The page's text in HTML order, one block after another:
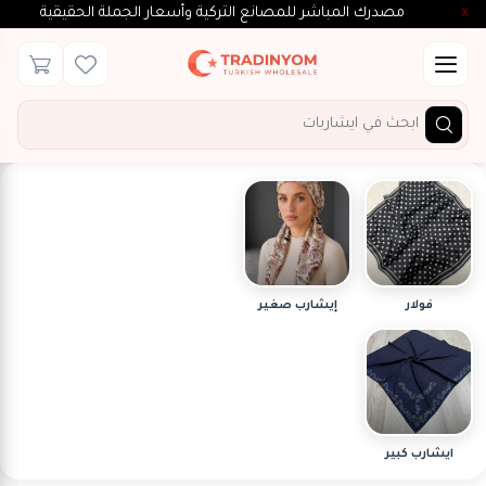
مصدرك المباشر للمصانع التركية وأسعار الجملة الحقيقية X
فولار
ايشارب كبير
إيشارب صغير
×
فلتر
الأسعار
To
$
بحث